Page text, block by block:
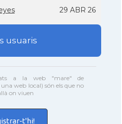
29 ABR 26
usuaris
a la web "mare" de
web local) són els que no
on viuen
t'hi!